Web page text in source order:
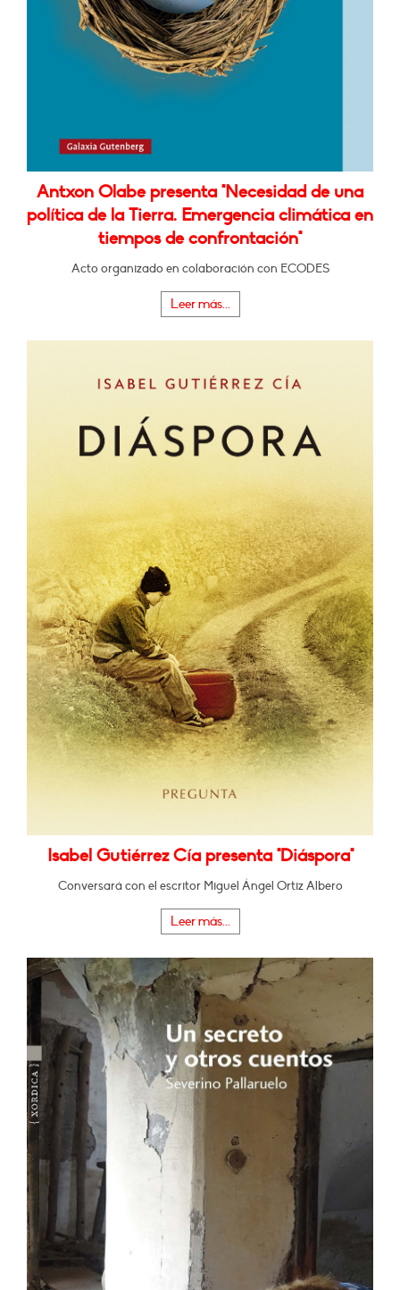
Antxon Olabe presenta "Necesidad de una
política de la Tierra. Emergencia climática en
tiempos de confrontación"
Acto organizado en colaboración con ECODES
Leer más...
Isabel Gutiérrez Cía presenta "Diáspora"
Conversará con el escritor Miguel Ángel Ortiz Albero
Leer más...